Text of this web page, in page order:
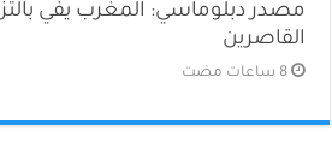
مصدر دبلوماسي: المغرب يفي
القاصرين
‏8 ساعات مضت